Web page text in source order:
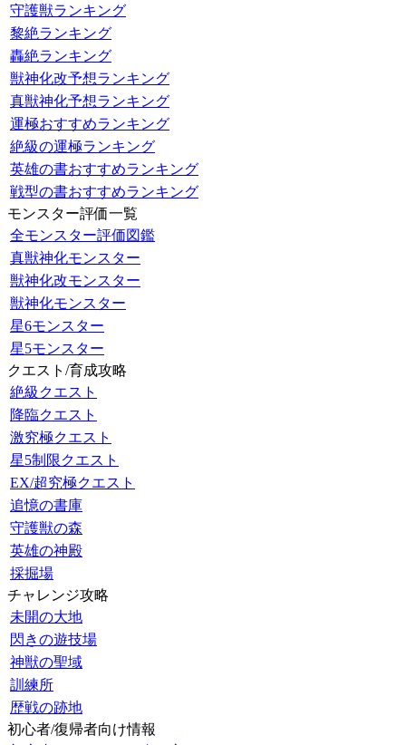
守護獣ランキング
黎絶ランキング
轟絶ランキング
獣神化改予想ランキング
真獣神化予想ランキング
運極おすすめランキング
絶級の運極ランキング
英雄の書おすすめランキング
戦型の書おすすめランキング
モンスター評価一覧
全モンスター評価図鑑
真獣神化モンスター
獣神化改モンスター
獣神化モンスター
星6モンスター
星5モンスター
クエスト/育成攻略
絶級クエスト
降臨クエスト
激究極クエスト
星5制限クエスト
EX/超究極クエスト
追憶の書庫
守護獣の森
英雄の神殿
採掘場
チャレンジ攻略
未開の大地
閃きの遊技場
神獣の聖域
訓練所
歴戦の跡地
初心者/復帰者向け情報